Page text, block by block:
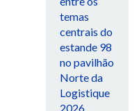
temas
centrais do
estande 98
no pavilhão
Norte da
Logistique
2026